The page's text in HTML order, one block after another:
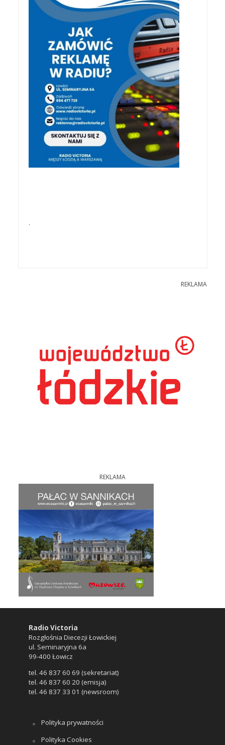
.
REKLAMA
REKLAMA
Radio Victoria
Rozgłośnia Diecezji Łowickiej
ul. Seminaryjna 6a
99-400 Łowicz
tel. 46 837 60 69 (sekretariat)
tel. 46 837 60 20 (emisja)
tel. 46 837 33 01 (newsroom)
Polityka prywatności
Polityka Cookies